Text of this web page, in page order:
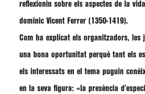
reflexionin sobre els aspectes de la
dominic Vicent Ferrer (1350-1419).
Com ha explicat els organitzadors, les
una bona oportunitat perquè tant els
els interessats en el tema puguin
en la seva figura: « la presència